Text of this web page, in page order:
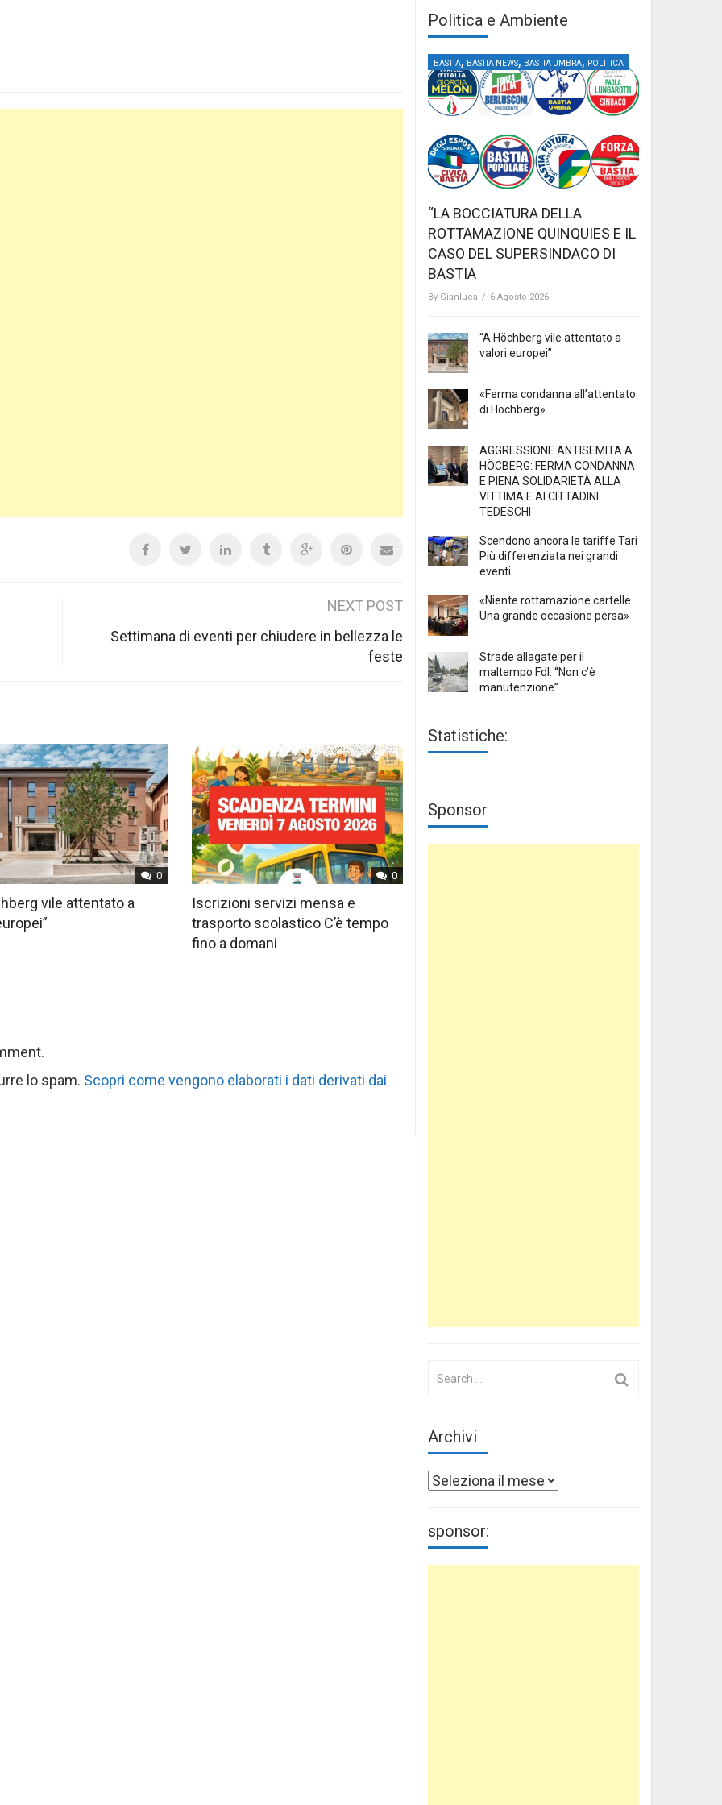
NEXT POST
Settimana di eventi per chiudere in bellezza le
feste
0
vile attentato a
0
Iscrizioni servizi mensa e
trasporto scolastico C’è tempo
fino a domani
lo spam. Scopri come vengono elaborati i dati derivati dai
Politica e Ambiente
BASTIA, BASTIA NEWS, BASTIA UMBRA, POLITICA
“LA BOCCIATURA DELLA
ROTTAMAZIONE QUINQUIES E IL
CASO DEL SUPERSINDACO DI
BASTIA
By Gianluca / 6 Agosto 2026
“A Höchberg vile attentato a
valori europei”
«Ferma condanna all’attentato
di Höchberg»
AGGRESSIONE ANTISEMITA A
HÖCBERG: FERMA CONDANNA
E PIENA SOLIDARIETÀ ALLA
VITTIMA E AI CITTADINI
TEDESCHI
Scendono ancora le tariffe Tari
Più differenziata nei grandi
eventi
«Niente rottamazione cartelle
Una grande occasione persa»
Strade allagate per il
maltempo FdI: “Non c’è
manutenzione”
Statistiche:
Sponsor
Archivi
Archivi
sponsor: